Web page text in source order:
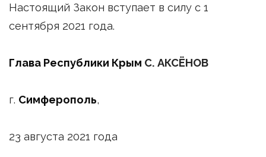
Настоящий Закон вступает в силу с 1
сентября 2021 года.
Глава Республики Крым С. АКСЁНОВ
г. Симферополь,
23 августа 2021 года